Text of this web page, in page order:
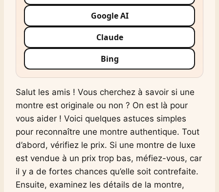
Google AI
Claude
Bing
Salut les amis ! Vous cherchez à savoir si une
montre est originale ou non ? On est là pour
vous aider ! Voici quelques astuces simples
pour reconnaître une montre authentique. Tout
d’abord, vérifiez le prix. Si une montre de luxe
est vendue à un prix trop bas, méfiez-vous, car
il y a de fortes chances qu’elle soit contrefaite.
Ensuite, examinez les détails de la montre,